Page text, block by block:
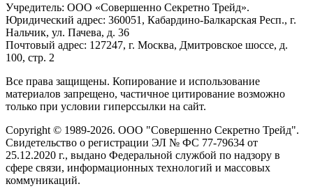
Учредитель: ООО «Совершенно Секретно Трейд».
Юридический адрес: 360051, Кабардино-Балкарская Респ., г.
Нальчик, ул. Пачева, д. 36
Почтовый адрес: 127247, г. Москва, Дмитровское шоссе, д.
100, стр. 2
Все права защищены. Копирование и использование
материалов запрещено, частичное цитирование возможно
только при условии гиперссылки на сайт.
Copyright © 1989-2026. ООО "Совершенно Секретно Трейд".
Свидетельство о регистрации ЭЛ № ФС 77-79634 от
25.12.2020 г., выдано Федеральной службой по надзору в
сфере связи, информационных технологий и массовых
коммуникаций.